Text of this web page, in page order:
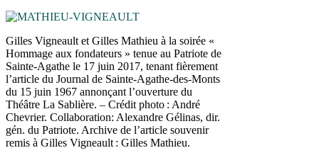
Gilles Vigneault et Gilles Mathieu à la soirée «
Hommage aux fondateurs » tenue au Patriote de
Sainte-Agathe le 17 juin 2017, tenant fièrement
l’article du Journal de Sainte-Agathe-des-Monts
du 15 juin 1967 annonçant l’ouverture du
Théâtre La Sablière. – Crédit photo : André
Chevrier. Collaboration: Alexandre Gélinas, dir.
gén. du Patriote. Archive de l’article souvenir
remis à Gilles Vigneault : Gilles Mathieu.